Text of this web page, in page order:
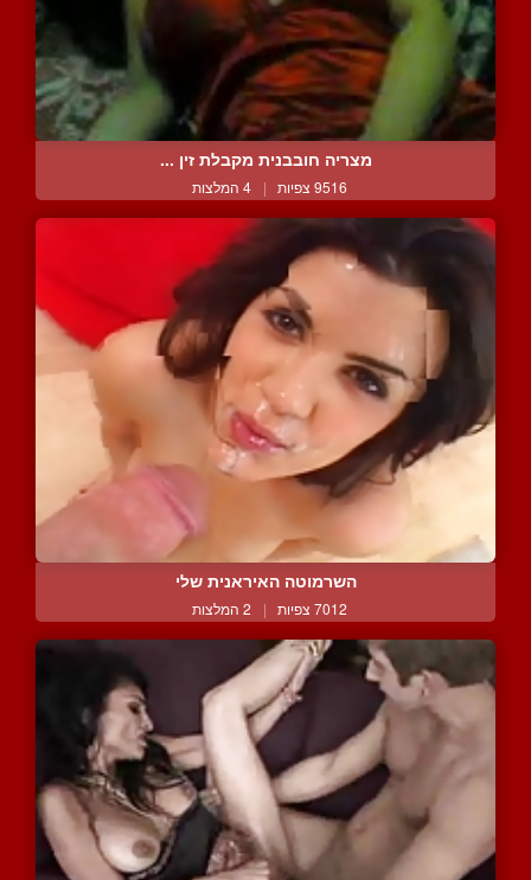
מצריה חובבנית מקבלת זין ...
9516 צפיות | 4 המלצות
השרמוטה האיראנית שלי
7012 צפיות | 2 המלצות